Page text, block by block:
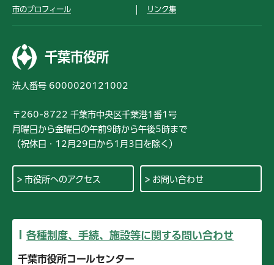
市のプロフィール リンク集
千葉市役所
法人番号 6000020121002
〒260-8722 千葉市中央区千葉港1番1号
月曜日から金曜日の午前9時から午後5時まで
（祝休日・12月29日から1月3日を除く）
市役所へのアクセス お問い合わせ
各種制度、手続、施設等に関する問い合わせ
千葉市役所コールセンター